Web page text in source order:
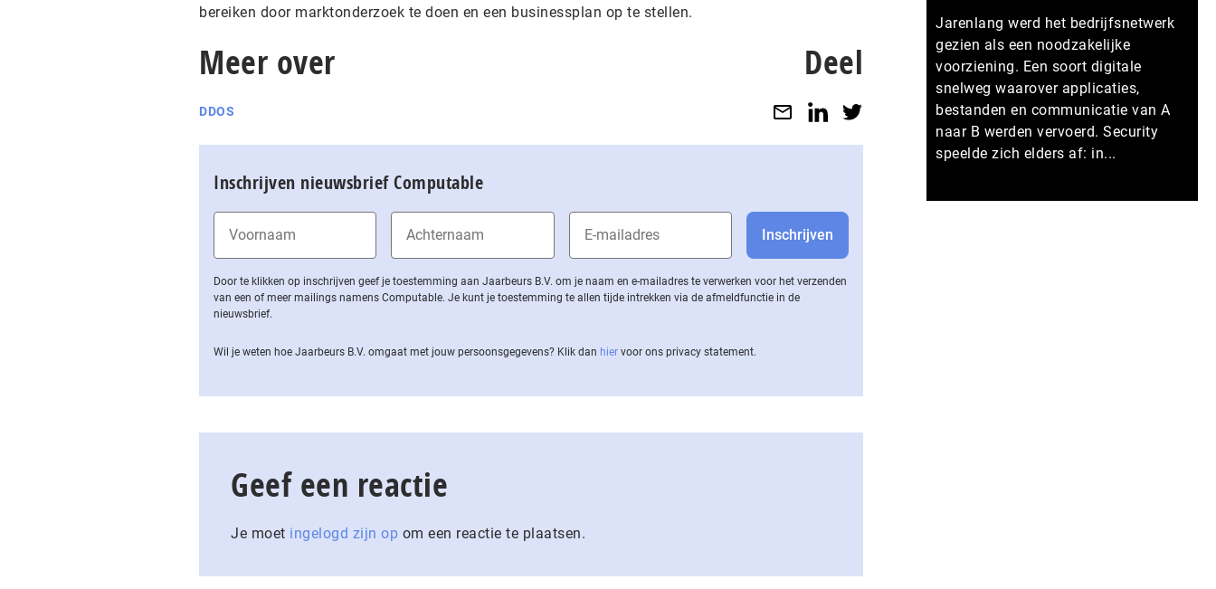
bereiken door marktonderzoek te doen en een businessplan op te stellen.
Meer over
DDOS
Deel
Inschrijven nieuwsbrief Computable
Door te klikken op inschrijven geef je toestemming aan Jaarbeurs B.V. om je naam en e-mailadres te verwerken voor het verzenden
van een of meer mailings namens Computable. Je kunt je toestemming te allen tijde intrekken via de af­meld­func­tie in de
nieuwsbrief.
Wil je weten hoe Jaarbeurs B.V. omgaat met jouw per­soons­ge­ge­vens? Klik dan hier voor ons privacy statement.
Geef een reactie
Je moet ingelogd zijn op om een reactie te plaatsen.
Jarenlang werd het bedrijfsnetwerk
gezien als een noodzakelijke
voorziening. Een soort digitale
snelweg waarover applicaties,
bestanden en communicatie van A
naar B werden vervoerd. Security
speelde zich elders af: in...